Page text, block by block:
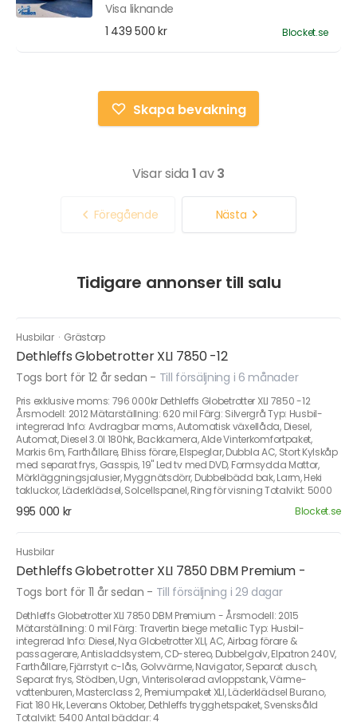
Visa liknande
1 439 500 kr
Blocket.se
Skapa bevakning
Visar sida 1av3
Föregående Nästa
Tidigare annonser till salu
Husbilar · Grästorp
Dethleffs Globetrotter XLI 7850 -12
Togs bort för 12 år sedan - Till försäljning i 6 månader
Pris exklusive moms: 796 000kr Dethleffs Globetrotter XLI 7850 -12
Årsmodell: 2012 Mätarställning: 620 mil Färg: Silvergrå Typ: Husbil-
integrerad Info: Avdragbar moms, Automatisk växellåda, Diesel,
Automat, Diesel 3.0l 180hk, Backkamera, Alde Vinterkomfortpaket,
Markis 6m, Farthållare, Elhiss förare, Elspeglar, Dubbla AC, Stort Kylskåp
med separat frys, Gasspis, 19" Led tv med DVD, Formsydda Mattor,
Mörkläggningsjalusier, Myggnätsdörr, Dubbelbädd bak, Larm, Heki
takluckor, Läderklädsel, Solcellspanel, Ring för visning Totalvikt: 5000
995 000 kr Blocket.se
Husbilar
Dethleffs Globetrotter XLI 7850 DBM Premium -
Togs bort för 11 år sedan - Till försäljning i 29 dagar
Dethleffs Globetrotter XLI 7850 DBM Premium - Årsmodell: 2015
Mätarställning: 0 mil Färg: Travertin biege metallic Typ: Husbil-
integrerad Info: Diesel, Nya Globetrotter XLI, AC, Airbag förare &
passagerare, Antisladdsystem, CD-stereo, Dubbelgolv, Elpatron 240V,
Farthållare, Fjärrstyrt c-lås, Golvvärme, Navigator, Separat dusch,
Separat frys, Stödben, Ugn, Vinterisolerad avloppstank, Värme-
vattenburen, Masterclass 2, Premiumpaket XLI, Läderklädsel Burano,
Fiat 180 Hk, Leverans Oktober, Dethleffs trygghetspaket, Svensksåld
Totalvikt: 5400 Antal bäddar: 4